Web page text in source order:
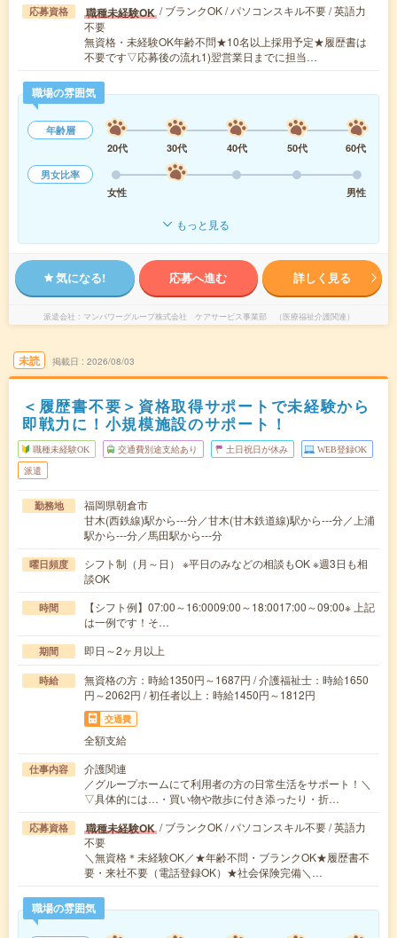
応募資格 職種未経験OK / ブランクOK / パソコンスキル不要 / 英語力
不要
無資格・未経験OK年齢不問★10名以上採用予定★履歴書は
不要です▽応募後の流れ1)翌営業日までに担当…
職場の雰囲気
年齢層
20代
30代 40代 50代
60代
男女比率
女性
男性
もっと見る
気になる! 応募へ進む 詳しく見る
派遣会社 マンパワーグループ株式会社 ケアサービス事業部 （医療福祉介護関連）
未読 掲載日 2026/08/03
＜履歴書不要＞資格取得サポートで未経験から
即戦力に！小規模施設のサポート！
職種未経験OK 交通費別途支給あり 土日祝日が休み WEB登録OK
派遣
勤務地
福岡県朝倉市
甘木(西鉄線)駅から---分／甘木(甘木鉄道線)駅から---分／上浦
駅から---分／馬田駅から---分
曜日頻度
シフト制（月～日） ※平日のみなどの相談もOK ※週3日も相
談OK
時間
【シフト例】07:00～16:0009:00～18:0017:00～09:00※ 上記
は一例です！そ…
期間 即日～2ヶ月以上
時給
無資格の方：時給1350円～1687円 / 介護福祉士：時給1650
円～2062円 / 初任者以上：時給1450円～1812円
交通費
全額支給
仕事内容
介護関連
／グループホームにて利用者の方の日常生活をサポート！＼
▽具体的には…・買い物や散歩に付き添ったり・折…
応募資格 職種未経験OK / ブランクOK / パソコンスキル不要 / 英語力
不要
＼無資格＊未経験OK／★年齢不問・ブランクOK★履歴書不
要・来社不要（電話登録OK）★社会保険完備＼…
職場の雰囲気